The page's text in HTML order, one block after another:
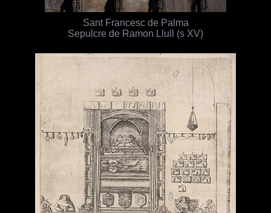
Sant Francesc de Palma
Sepulcre de Ramon Llull (s XV)